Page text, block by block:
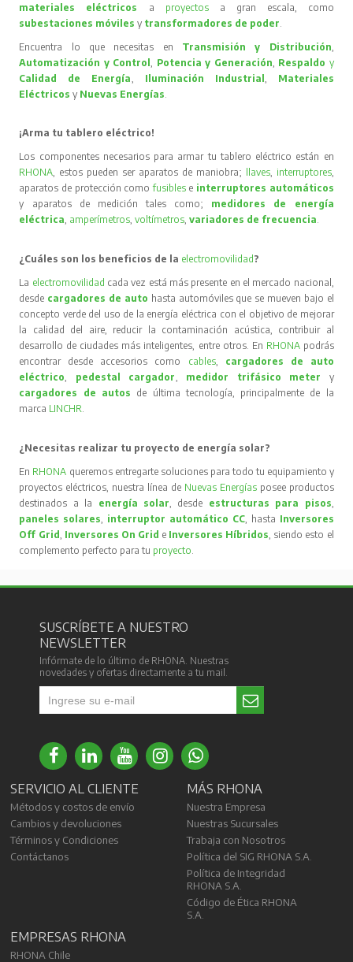
materiales eléctricos
a proyectos
a gran escala, como
subestaciones móvilesy transformadores de poder
Encuentra lo que necesitas en Transmisión y Distribución
Automatización y Control
Potencia y Generación Respaldo y
Calidad de Energía
Iluminación Industrial
Materiales
Eléctricos y Nuevas Energías
¡Arma tu tablero eléctrico!
Los componentes necesarios para armar tu tablero eléctrico están en
RHONA , estos pueden ser aparatos de maniobra; llaves, interruptores,
aparatos de protección comofusibles e interruptores automáticos
y aparatos de medición tales como; medidores de energía
eléctrica amperímetros ,voltímetros ,variadores de frecuencia
¿Cuáles son los beneficios de la electromovilidad?
La electromovilidad cada vez está más presente en el mercado nacional,
desde cargadores de auto hasta automóviles que se mueven bajo el
concepto verde del uso de la energía eléctrica con el objetivo de mejorar
la calidad del aire, reducir la contaminación acústica, contribuir al
desarrollo de ciudades más inteligentes, entre otros. En RHONA podrás
encontrar desde accesorios como cables, cargadores de auto
eléctrico
pedestal cargador medidor trifásico meter
y
cargadores de autos de última tecnología, principalmente de la
marca LINCHR
¿Necesitas realizar tu proyecto de energía solar?
En RHONA queremos entregarte soluciones para todo tu equipamiento y
proyectos eléctricos, nuestra línea de Nuevas Energíasposee productos
destinados a la energía solar , desde estructuras para pisos
paneles solares
interruptor automático CC, hasta Inversores
Off Grid Inversores On Grid e Inversores Híbridos , siendo esto el
complemento perfecto para tu proyecto
SUSCRÍBETE A NUESTRO
NEWSLETTER
Infórmate de lo último de RHONA. Nuestras
novedades y ofertas directamente a tu mail.
SERVICIO AL CLIENTE
Métodos y costos de envío
Cambios y devoluciones
Términos y Condiciones
Contáctanos
MÁS RHONA
Nuestra Empresa
Nuestras Sucursales
Trabaja con Nosotros
Política del SIG RHONA S.A.
Política de Integridad
RHONA S.A.
Código de Ética RHONA
S.A.
EMPRESAS RHONA
RHONA Chile